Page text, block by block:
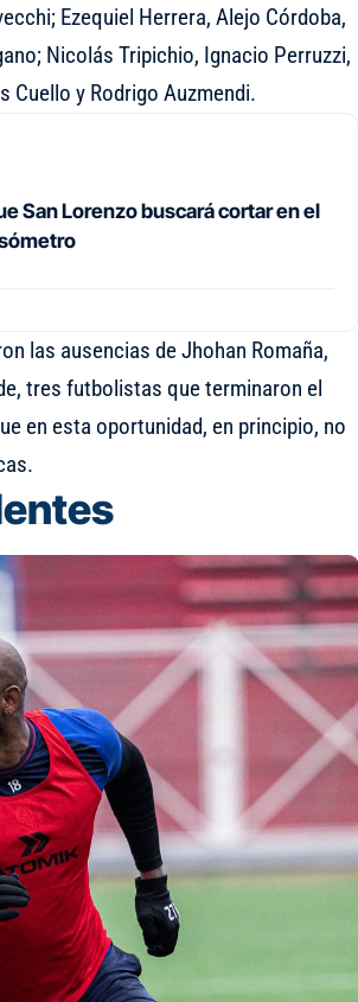
Ezequiel Herrera, Alejo Córdoba,
Nicolás Tripichio, Ignacio Perruzzi,
Cuello y Rodrigo Auzmendi.
San Lorenzo buscará cortar en el
las ausencias de Jhohan Romaña,
tres futbolistas que terminaron el
en esta oportunidad, en principio, no